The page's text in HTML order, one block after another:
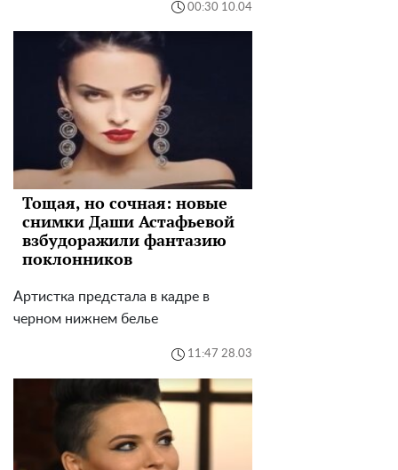
00:30 10.04
Тощая, но сочная: новые
снимки Даши Астафьевой
взбудоражили фантазию
поклонников
Артистка предстала в кадре в
черном нижнем белье
11:47 28.03